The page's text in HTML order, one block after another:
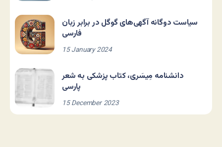
سیاست دوگانه آگهی‌های گوگل در برابر زبان
فارسی
15 January 2024
دانشنامه مِیسَری، کتاب پزشکی به شعر
پارسی
15 December 2023